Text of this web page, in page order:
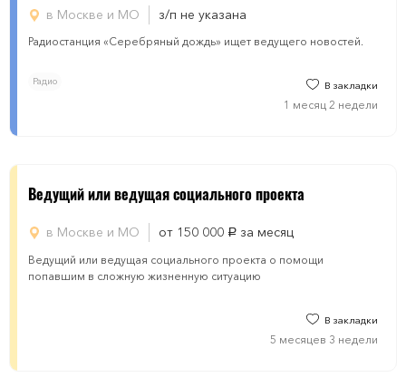
в Москве и МО з/п не указана
Радиостанция «Серебряный дождь» ищет ведущего новостей.
Радио В закладки
1 месяц 2 недели
Ведущий или ведущая социального проекта
в Москве и МО от 150 000 руб. за месяц
Ведущий или ведущая социального проекта о помощи
попавшим в сложную жизненную ситуацию
В закладки
5 месяцев 3 недели